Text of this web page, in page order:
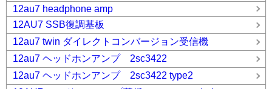
12au7 headphone amp
12AU7 SSB復調基板
12au7 twin ダイレクトコンバージョン受信機
12au7 ヘッドホンアンプ 2sc3422
12au7 ヘッドホンアンプ 2sc3422 type2